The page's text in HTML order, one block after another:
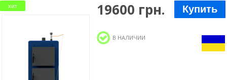
хит 19600 грн. Купить
В НАЛИЧИИ